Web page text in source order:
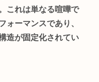
これは単なる喧嘩で
ォーマンスであり、
造が固定化されてい